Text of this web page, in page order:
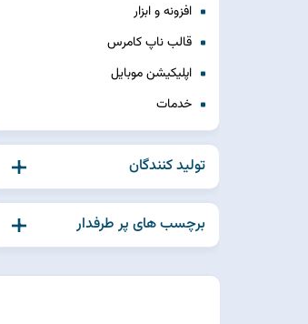
افزونه و ابزار
قالب ناپ کامرس
اپلیکیشن موبایل
خدمات
تولید کنندگان
برچسب های پر طرفدار